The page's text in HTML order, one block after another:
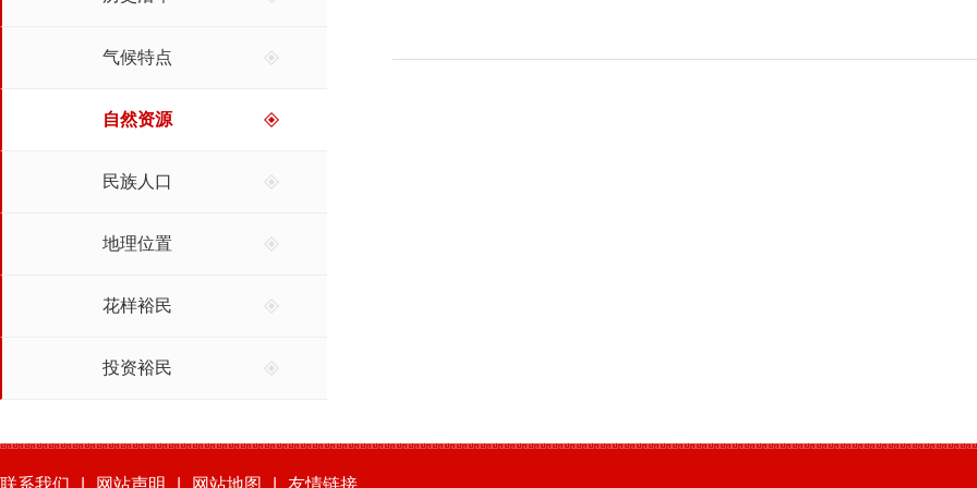
气候特点
自然资源
民族人口
地理位置
花样裕民
投资裕民
联系我们 网站声明 网站地图 友情链接